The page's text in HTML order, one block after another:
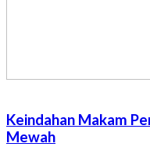
Keindahan Makam
Mewah